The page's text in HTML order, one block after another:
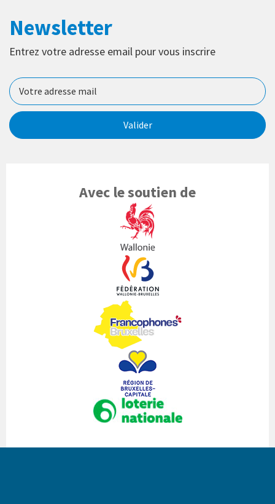
Newsletter
Entrez votre adresse email pour vous inscrire
Valider
Avec le soutien de